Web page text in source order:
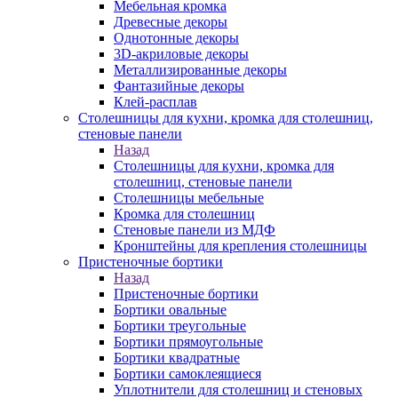
Мебельная кромка
Древесные декоры
Однотонные декоры
3D-акриловые декоры
Металлизированные декоры
Фантазийные декоры
Клей-расплав
Столешницы для кухни, кромка для столешниц,
стеновые панели
Назад
Столешницы для кухни, кромка для
столешниц, стеновые панели
Столешницы мебельные
Кромка для столешниц
Стеновые панели из МДФ
Кронштейны для крепления столешницы
Пристеночные бортики
Назад
Пристеночные бортики
Бортики овальные
Бортики треугольные
Бортики прямоугольные
Бортики квадратные
Бортики самоклеящиеся
Уплотнители для столешниц и стеновых